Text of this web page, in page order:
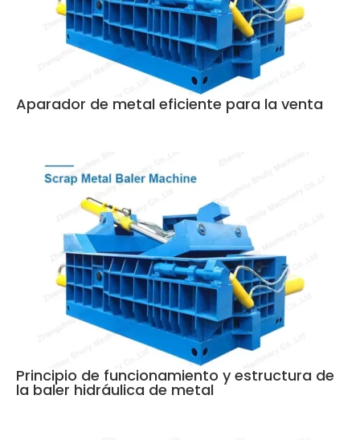
Aparador de metal eficiente para la venta
Principio de funcionamiento y estructura de
la baler hidráulica de metal